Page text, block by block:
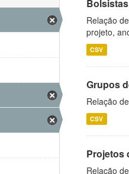
Relação
projeto,
CSV
Grupos
Relação
CSV
Projetos
Relação